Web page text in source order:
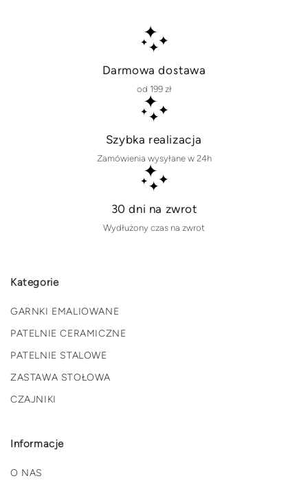
Darmowa dostawa
od 199 zł
Szybka realizacja
Zamówienia wysyłane w 24h
30 dni na zwrot
Wydłużony czas na zwrot
Kategorie
GARNKI EMALIOWANE
PATELNIE CERAMICZNE
PATELNIE STALOWE
ZASTAWA STOŁOWA
CZAJNIKI
Informacje
O NAS